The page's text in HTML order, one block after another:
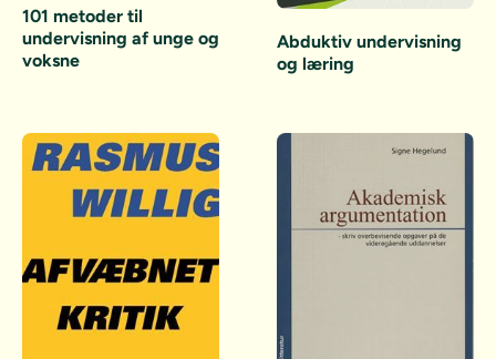
101 metoder til
undervisning af unge og
voksne
Abduktiv undervisning
og læring